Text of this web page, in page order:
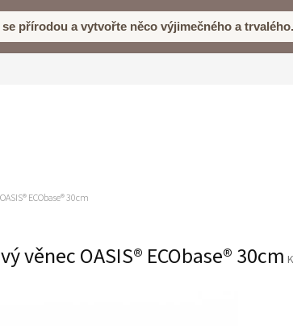
přírodou a vytvořte něco výjimečného a trvalého.
ECObase® 30cm
věnec OASIS® ECObase® 30cm